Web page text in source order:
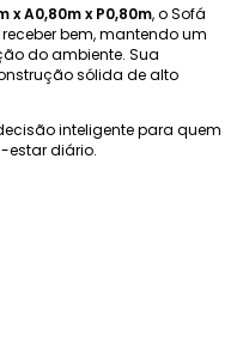
x A0,80m x P0,80m, o Sofá
bem, mantendo um
do ambiente. Sua
sólida de alto
inteligente para quem
estar diário.